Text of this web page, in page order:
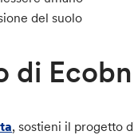
del suolo
di
, sostieni il progetto